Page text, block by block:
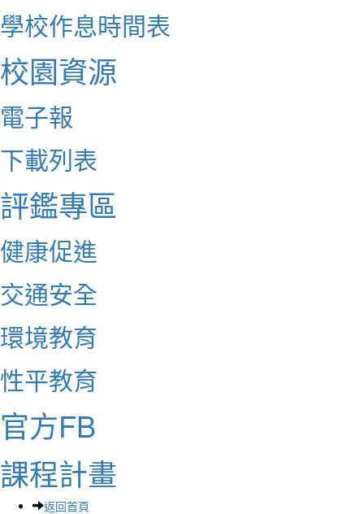
學校作息時間表
校園資源
電子報
下載列表
評鑑專區
健康促進
交通安全
環境教育
性平教育
官方FB
課程計畫
返回首頁